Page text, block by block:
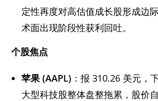
定性再度对高估值成长股形成边
术面出现阶段性获利回吐。
个股焦点
苹果 (AAPL) ：报 310.26 美元，
大型科技股整体盘整拖累，股价